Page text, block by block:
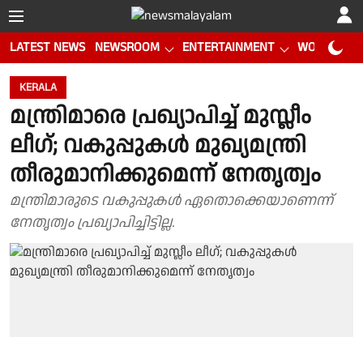
LATEST NEWS NEWSROOM ENTERTAINMENT WORLD CUP
KERALA
മന്ത്രിമാരെ പ്രഖ്യാപിച്ച് മുസ്ലീം
ലീഗ്; വകുപ്പുകൾ മുഖ്യമന്ത്രി
തീരുമാനിക്കുമെന്ന് നേതൃത്വം
മന്ത്രിമാരുടെ വകുപ്പുകൾ ഏതൊക്കെയാണെന്ന്
നേതൃത്വം പ്രഖ്യാപിച്ചിട്ടില്ല.